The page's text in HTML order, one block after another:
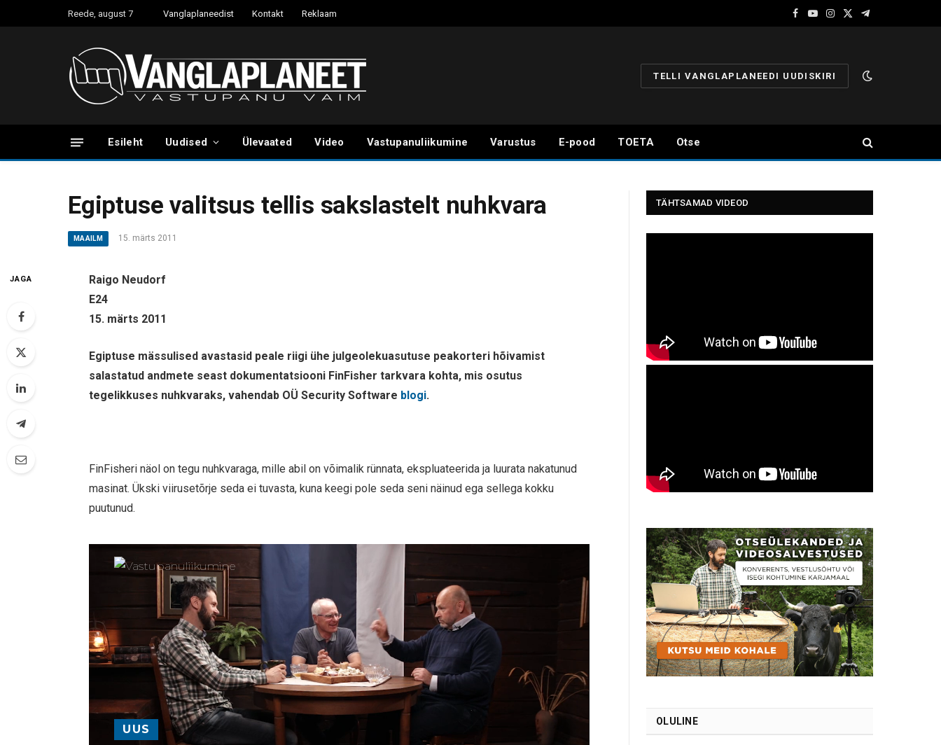
Reede, august 7 Vanglaplaneedist Kontakt Reklaam
Facebook
YouTube
Instagram
X
Telegram
TELLI VANGLAPLANEEDI UUDISKIRI
Esileht Uudised Ülevaated Video Vastupanuliikumine Varustus E-pood TOETA Otse
Egiptuse valitsus tellis sakslastelt nuhkvara
MAAILM 15. märts 2011
JAGA
Raigo Neudorf
E24
15. märts 2011
Egiptuse mässulised avastasid peale riigi ühe julgeolekuasutuse peakorteri hõivamist
salastatud andmete seast dokumentatsiooni FinFisher tarkvara kohta, mis osutus
tegelikkuses nuhkvaraks, vahendab OÜ Security Software blogi.
FinFisheri näol on tegu nuhkvaraga, mille abil on võimalik rünnata, ekspluateerida ja luurata nakatunud
masinat. Ükski viirusetõrje seda ei tuvasta, kuna keegi pole seda seni näinud ega sellega kokku
puutunud.
UUS
TÄHTSAMAD VIDEOD
OLULINE